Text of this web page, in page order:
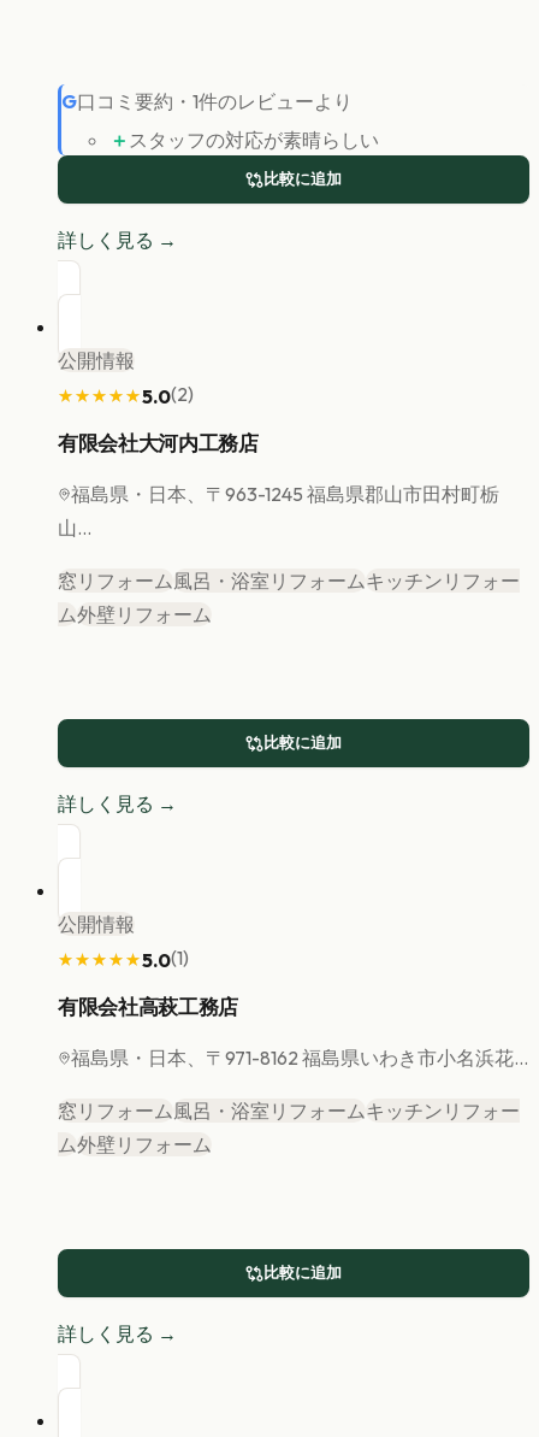
G口コミ要約 ・ 1件のレビューより
＋ スタッフの対応が素晴らしい
比較に追加
詳しく見る →
公開情報
★★★★★
★★★★★5.0(2)
有限会社大河内工務店
福島県 ・日本、〒963-1245 福島県郡山市田村町栃
山...
窓リフォーム 風呂・浴室リフォームキッチンリフォー
ム外壁リフォーム
比較に追加
詳しく見る →
公開情報
★★★★★
★★★★★5.0(1)
有限会社高萩工務店
福島県 ・日本、〒971-8162 福島県いわき市小名浜花...
窓リフォーム 風呂・浴室リフォームキッチンリフォー
ム外壁リフォーム
比較に追加
詳しく見る →